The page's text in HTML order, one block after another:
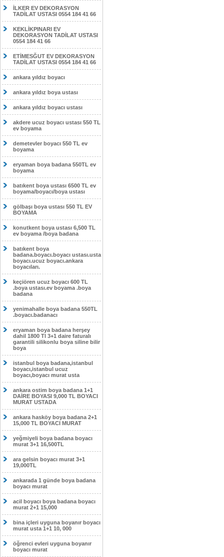
İLKER EV DEKORASYON
TADİLAT USTASI 0554 184 41 66
KEKLİKPINARI EV
DEKORASYON TADİLAT USTASI
0554 184 41 66
ETİMESĞUT EV DEKORASYON
TADİLAT USTASI 0554 184 41 66
ankara yıldız boyacı
ankara yıldız boya ustası
ankara yıldız boyacı ustası
akdere ucuz boyacı ustası 550 TL
ev boyama
demetevler boyacı 550 TL ev
boyama
eryaman boya badana 550TL ev
boyama
batıkent boya ustası 6500 TL ev
boyama/boyacı/boya ustası
gölbaşı boya ustası 550 TL EV
BOYAMA
konutkent boya ustası 6,500 TL
ev boyama /boya badana
batıkent boya
badana.boyacı.boyacı ustası.usta
boyacı.ucuz boyacı.ankara
boyacıları.
keçiören ucuz boyacı 600 TL
.boya ustası.ev boyama .boya
badana
yenimahalle boya badana 550TL
.boyacı.badanacı
eryaman boya badana herşey
dahil 1800 Tl 3+1 daire faturalı
garantili silikonlu boya siline bilir
boya
istanbul boya badana,istanbul
boyacı,istanbul ucuz
boyacı,boyacı murat usta
ankara ostim boya badana 1+1
DAİRE BOYASI 9,000 TL BOYACI
MURAT USTADA
ankara hasköy boya badana 2+1
15,000 TL BOYACI MURAT
yeğmiyeli boya badana boyacı
murat 3+1 16,500TL
ara gelsin boyacı murat 3+1
19,000TL
ankarada 1 günde boya badana
boyacı murat
acil boyacı boya badana boyacı
murat 2+1 15,000
bina içleri uyguna boyanır boyacı
murat usta 1+1 10, 000
öğrenci evleri uyguna boyanır
boyacı murat